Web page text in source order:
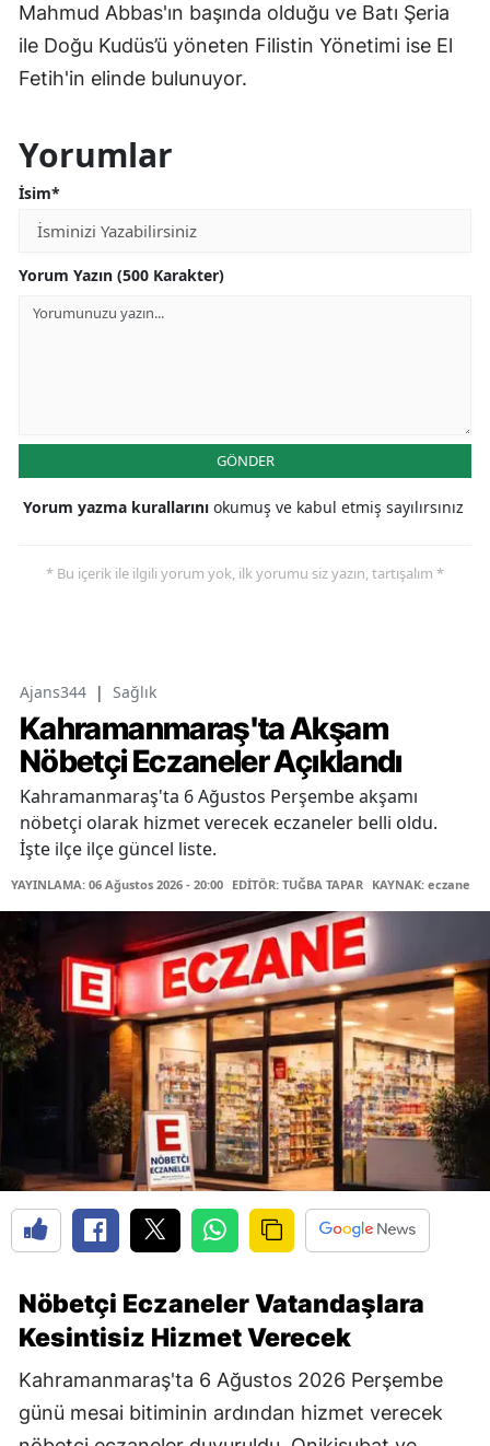
Mahmud Abbas'ın başında olduğu ve Batı Şeria
ile Doğu Kudüs’ü yöneten Filistin Yönetimi ise El
Fetih'in elinde bulunuyor.
Yorumlar
İsim*
Yorum Yazın (500 Karakter)
GÖNDER
Yorum yazma kurallarını okumuş ve kabul etmiş sayılırsınız
* Bu içerik ile ilgili yorum yok, ilk yorumu siz yazın, tartışalım *
Ajans344 | Sağlık
Kahramanmaraş'ta Akşam
Nöbetçi Eczaneler Açıklandı
Kahramanmaraş'ta 6 Ağustos Perşembe akşamı
nöbetçi olarak hizmet verecek eczaneler belli oldu.
İşte ilçe ilçe güncel liste.
YAYINLAMA: 06 Ağustos 2026 - 20:00 EDİTÖR: TUĞBA TAPAR KAYNAK: eczane
Nöbetçi Eczaneler Vatandaşlara
Kesintisiz Hizmet Verecek
Kahramanmaraş'ta 6 Ağustos 2026 Perşembe
günü mesai bitiminin ardından hizmet verecek